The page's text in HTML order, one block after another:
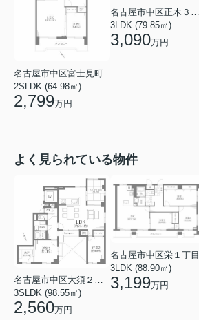
名古屋市中区富士見町
2SLDK (64.98㎡)
2,799万円
3LDK (79.85㎡)
3,090万円
よく見られている物件
3SLDK (98.55㎡)
2,560万円
名古屋市中区栄１丁目
3LDK (88.90㎡)
3,199万円